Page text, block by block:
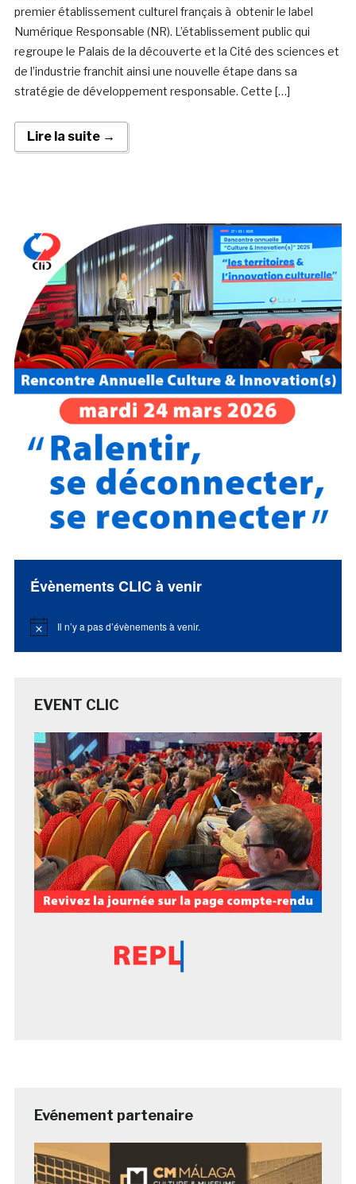
premier établissement culturel français à obtenir le label
Numérique Responsable (NR). L’établissement public qui
regroupe le Palais de la découverte et la Cité des sciences et
de l’industrie franchit ainsi une nouvelle étape dans sa
stratégie de développement responsable. Cette […]
Lire la suite →
Évènements CLIC à venir
Notice Il n’y a pas d’évènements à venir.
EVENT CLIC
Evénement partenaire